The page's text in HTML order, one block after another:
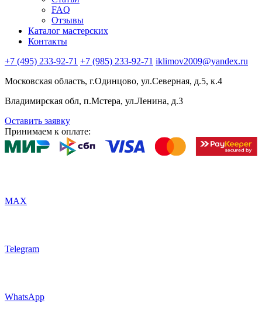
FAQ
Отзывы
Каталог мастерских
Контакты
+7 (495) 233-92-71 +7 (985) 233-92-71 iklimov2009@yandex.ru
Московская область, г.Одинцово, ул.Северная, д.5, к.4
Владимирская обл, п.Мстера, ул.Ленина, д.3
Оставить заявку
Принимаем к оплате:
MAX
Telegram
WhatsApp